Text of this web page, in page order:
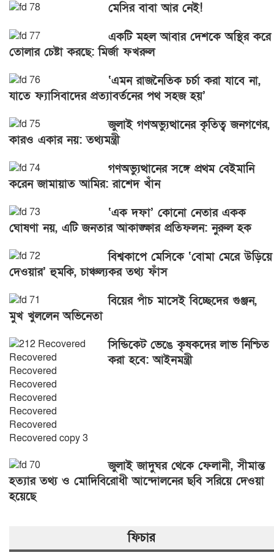
মেসির বাবা আর নেই!
একটি মহল আবার দেশকে অস্থির করে
তোলার চেষ্টা করছে: মির্জা ফখরুল
‘এমন রাজনৈতিক চর্চা করা যাবে না,
যাতে ফ্যাসিবাদের প্রত্যাবর্তনের পথ সহজ হয়’
জুলাই গণঅভ্যুত্থানের কৃতিত্ব জনগণের,
কারও একার নয়: তথ্যমন্ত্রী
গণঅভ্যুত্থানের সঙ্গে প্রথম বেইমানি
করেন জামায়াত আমির: রাশেদ খাঁন
‘এক দফা’ কোনো নেতার একক
ঘোষণা নয়, এটি জনতার আকাঙ্ক্ষার প্রতিফলন: নুরুল হক
বিশ্বকাপে মেসিকে ‘বোমা মেরে উড়িয়ে
দেওয়ার’ হুমকি, চাঞ্চল্যকর তথ্য ফাঁস
বিয়ের পাঁচ মাসেই বিচ্ছেদের গুঞ্জন,
মুখ খুললেন অভিনেতা
সিন্ডিকেট ভেঙে কৃষকদের লাভ নিশ্চিত
করা হবে: আইনমন্ত্রী
জুলাই জাদুঘর থেকে ফেলানী, সীমান্ত
হত্যার তথ্য ও মোদিবিরোধী আন্দোলনের ছবি সরিয়ে দেওয়া
হয়েছে
ফিচার